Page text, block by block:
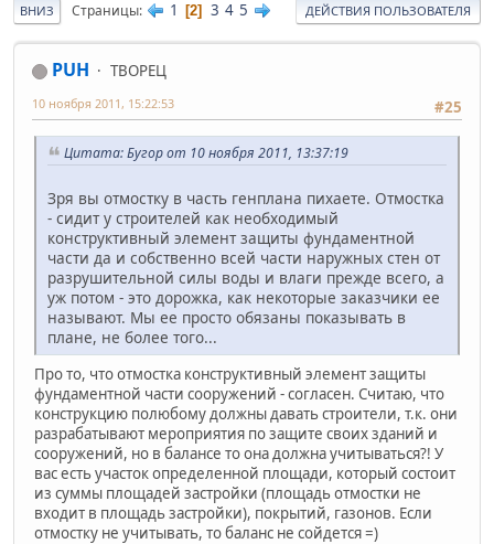
ВНИЗ Страницы 1 2 3 4 5 ДЕЙСТВИЯ ПОЛЬЗОВАТЕЛЯ
PUH
ТВОРЕЦ
#25
10 ноября 2011, 15:22:53
Цитата: Бугор от 10 ноября 2011, 13:37:19
Зря вы отмостку в часть генплана пихаете. Отмостка
- сидит у строителей как необходимый
конструктивный элемент защиты фундаментной
части да и собственно всей части наружных стен от
разрушительной силы воды и влаги прежде всего, а
уж потом - это дорожка, как некоторые заказчики ее
называют. Мы ее просто обязаны показывать в
плане, не более того...
Про то, что отмостка конструктивный элемент защиты
фундаментной части сооружений - согласен. Считаю, что
конструкцию полюбому должны давать строители, т.к. они
разрабатывают мероприятия по защите своих зданий и
сооружений, но в балансе то она должна учитываться?! У
вас есть участок определенной площади, который состоит
из суммы площадей застройки (площадь отмостки не
входит в площадь застройки), покрытий, газонов. Если
отмостку не учитывать, то баланс не сойдется =)